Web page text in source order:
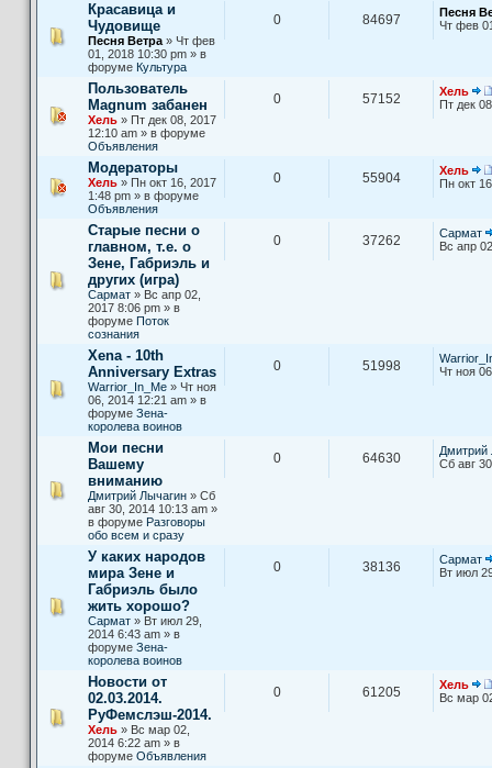
Красавица и
Чудовище
Песня Ветра » Чт фев
01, 2018 10:30 pm » в
форуме Культура
0 84697
Песня
Чт фев
Пользователь
Magnum забанен
Хель » Пт дек 08, 2017
12:10 am » в форуме
Объявления
0 57152
Хель
Пт дек
Модераторы
Хель » Пн окт 16, 2017
1:48 pm » в форуме
Объявления
0 55904
Хель
Пн окт
Старые песни о
главном, т.е. о
Зене, Габриэль и
других (игра)
Сармат » Вс апр 02,
2017 8:06 pm » в
форуме Поток
сознания
0 37262
Сармат
Вс апр
Xena - 10th
Anniversary Extras
Warrior_In_Me » Чт ноя
06, 2014 12:21 am » в
форуме Зена-
королева воинов
0 51998
Чт ноя
Мои песни
Вашему
вниманию
Дмитрий Лычагин » Сб
авг 30, 2014 10:13 am »
в форуме Разговоры
обо всем и сразу
0 64630
Дмитрий
Сб авг
У каких народов
мира Зене и
Габриэль было
жить хорошо?
Сармат » Вт июл 29,
2014 6:43 am » в
форуме Зена-
королева воинов
0 38136
Сармат
Вт июл
Новости от
02.03.2014.
РуФемслэш-2014.
Хель » Вс мар 02,
2014 6:22 am » в
форуме Объявления
0 61205
Хель
Вс мар